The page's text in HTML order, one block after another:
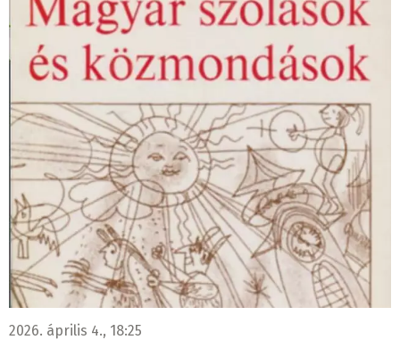
2026. április 4., 18:25